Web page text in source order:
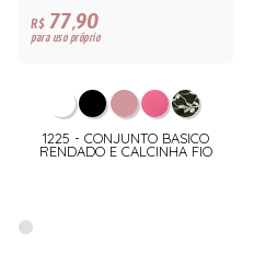
R$77,90
para uso próprio
1225 - CONJUNTO BASICO
RENDADO E CALCINHA FIO